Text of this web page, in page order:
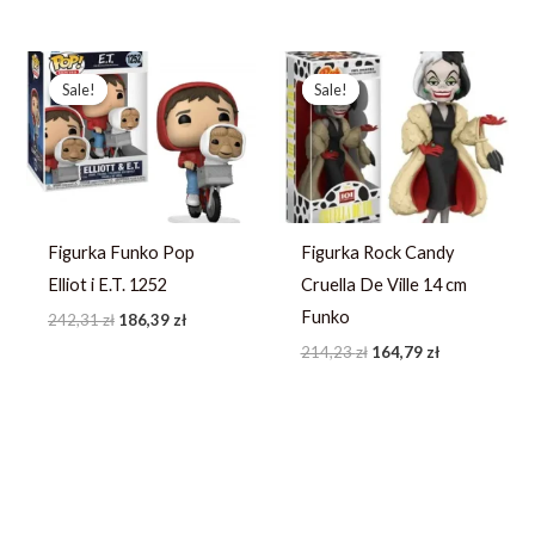
Sale!
Sale!
Figurka Funko Pop
Elliot i E.T. 1252
242,31zł
Pierwotna
cena
wynosiła:
242,31 zł.
186,39 zł
cena
wynosi:
186,39 zł.
Sale!
Sale!
Figurka Rock Candy
Cruella De Ville 14 cm
Funko
214,23zł
Pierwotna
cena
wynosiła:
214,23 zł.
164,79 zł
Aktualna
cena
wynosi:
164,79 zł.